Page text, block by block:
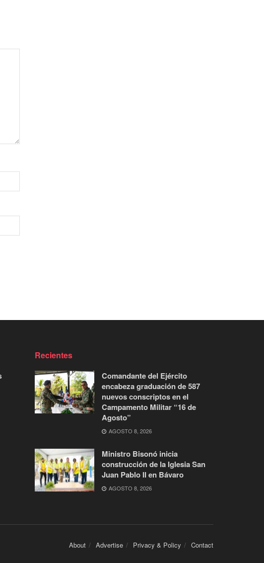
Recientes
Comandante del Ejército
encabeza graduación de 587
nuevos conscriptos en el
Campamento Militar “16 de
Agosto”
AGOSTO 8, 2026
Ministro Bisonó inicia
construcción de la Iglesia San
Juan Pablo II en Bávaro
AGOSTO 8, 2026
About Advertise Privacy & Policy Contact